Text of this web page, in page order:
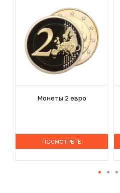
Монеты 2 евро
ПОСМОТРЕТЬ